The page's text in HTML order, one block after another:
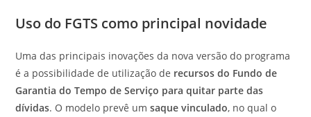
Uso do FGTS como principal novidade
Uma das principais inovações da nova versão do programa
é a possibilidade de utilização de recursos do Fundo de
Garantia do Tempo de Serviço para quitar parte das
dívidas. O modelo prevê umsaque vinculado, no qual o